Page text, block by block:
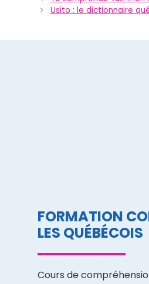
Usito : le dictionnaire
FORMATION
LES QUÉBÉCOIS
Cours de